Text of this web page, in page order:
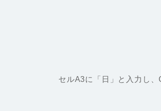
セルA3に「日」と入力し